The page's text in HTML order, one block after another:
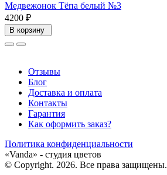
Медвежонок Тёпа белый №3
4200 ₽
В корзину
Отзывы
Блог
Доставка и оплата
Контакты
Гарантия
Каĸ оформить заĸаз?
Политика конфиденциальности
«Vanda» - студия цветов
© Copyright. 2026. Все права защищены.